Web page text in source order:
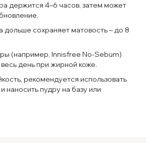
держится 4–6 часов, затем может
дольше сохраняет матовость – до 8
(например, Innisfree No-Sebum)
день при жирной коже.
рекомендуется использовать
наносить пудру на базу или